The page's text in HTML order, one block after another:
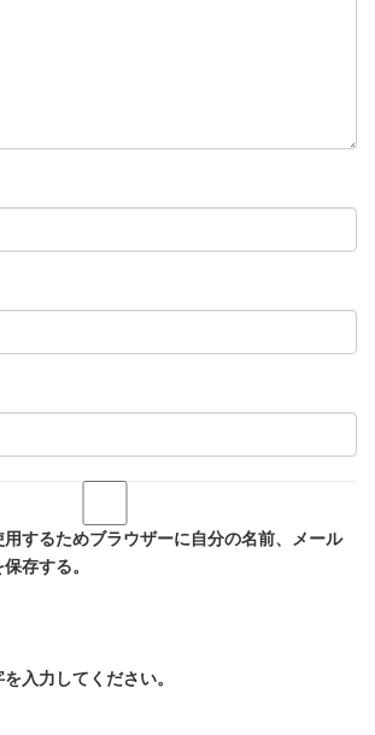
するためブラウザーに自分の名前、メール
存する。
入力してください。